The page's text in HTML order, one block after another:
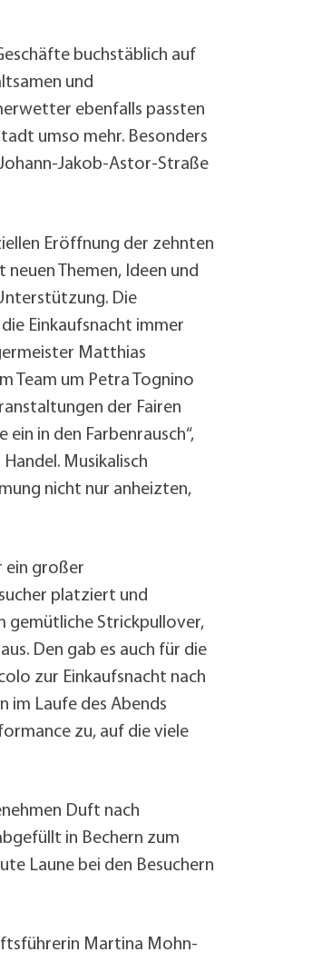
buchstäblich auf
und
ebenfalls passten
umso mehr. Besonders
Jakob-Astor-Straße
Eröffnung der zehnten
Themen, Ideen und
Die
Einkaufsnacht immer
Matthias
Team um Petra Tognino
der Fairen
in den Farbenrausch“,
Musikalisch
nicht nur anheizten,
ein großer
platziert und
gemütliche Strickpullover,
Den gab es auch für die
zur Einkaufsnacht nach
Laufe des Abends
zu, auf die viele
Duft nach
in Bechern zum
Laune bei den Besuchern
Martina Mohn-